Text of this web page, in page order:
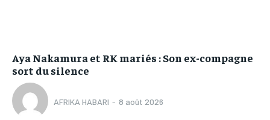
Aya Nakamura et RK mariés : Son ex-compagne
sort du silence
AFRIKA HABARI - 8 août 2026